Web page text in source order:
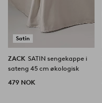
Satin
ZACK SATIN sengekappe i
sateng 45 cm økologisk
479 NOK